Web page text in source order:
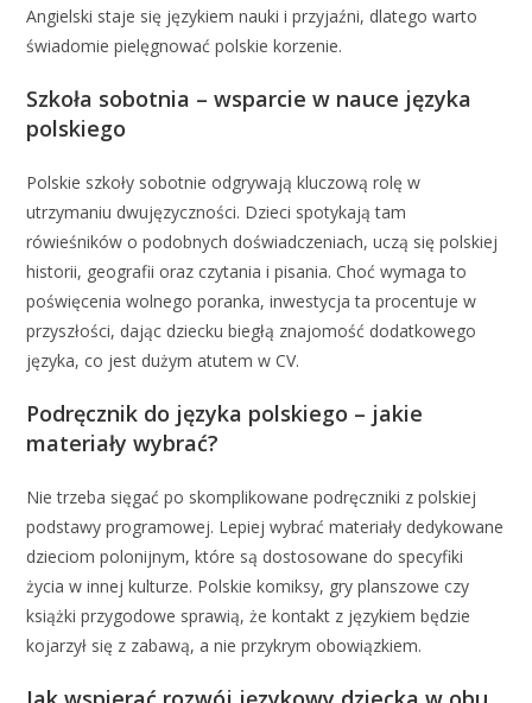
Angielski staje się językiem nauki i przyjaźni, dlatego warto
świadomie pielęgnować polskie korzenie.
Szkoła sobotnia – wsparcie w nauce języka
polskiego
Polskie szkoły sobotnie odgrywają kluczową rolę w
utrzymaniu dwujęzyczności. Dzieci spotykają tam
rówieśników o podobnych doświadczeniach, uczą się polskiej
historii, geografii oraz czytania i pisania. Choć wymaga to
poświęcenia wolnego poranka, inwestycja ta procentuje w
przyszłości, dając dziecku biegłą znajomość dodatkowego
języka, co jest dużym atutem w CV.
Podręcznik do języka polskiego – jakie
materiały wybrać?
Nie trzeba sięgać po skomplikowane podręczniki z polskiej
podstawy programowej. Lepiej wybrać materiały dedykowane
dzieciom polonijnym, które są dostosowane do specyfiki
życia w innej kulturze. Polskie komiksy, gry planszowe czy
książki przygodowe sprawią, że kontakt z językiem będzie
kojarzył się z zabawą, a nie przykrym obowiązkiem.